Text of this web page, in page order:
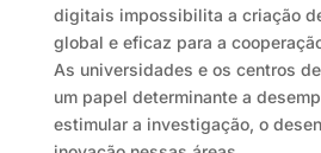
digitais impossibilita a criação
global e eficaz para a
As universidades e os centros
um papel determinante a
estimular a investigação, o